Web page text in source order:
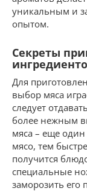
уникальным и
опытом.
Секреты
Для
выбор мяса
следует
более нежным
мяса – еще
мясо, тем
получится
специальные
заморозить его